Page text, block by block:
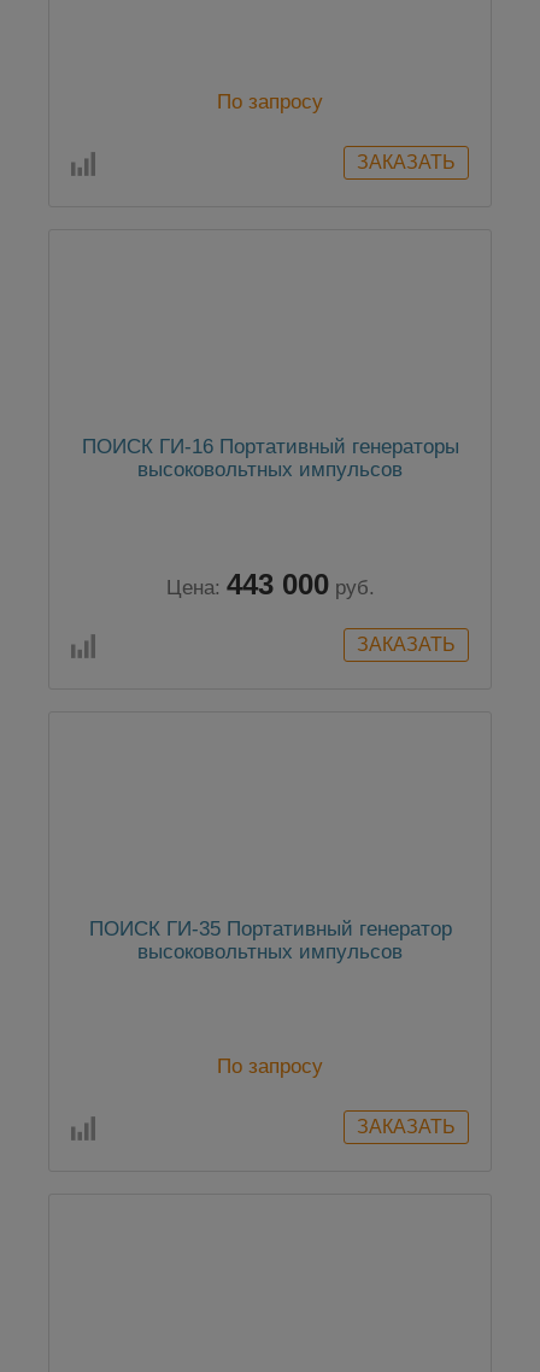
По запросу
ПОИСК ГИ-16 Портативный генераторы
высоковольтных импульсов
Цена: 443 000 руб.
ПОИСК ГИ-35 Портативный генератор
высоковольтных импульсов
По запросу